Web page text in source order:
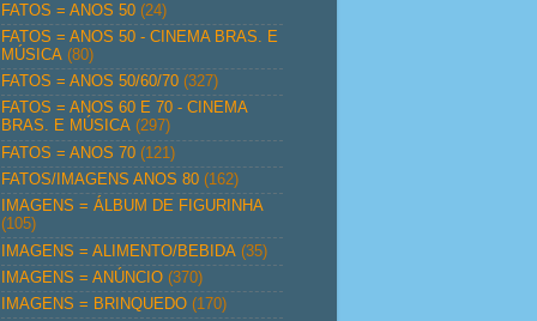
FATOS = ANOS 50 (24)
FATOS = ANOS 50 - CINEMA BRAS. E
MÚSICA (80)
FATOS = ANOS 50/60/70 (327)
FATOS = ANOS 60 E 70 - CINEMA
BRAS. E MÚSICA (297)
FATOS = ANOS 70 (121)
FATOS/IMAGENS ANOS 80 (162)
IMAGENS = ÁLBUM DE FIGURINHA
(105)
IMAGENS = ALIMENTO/BEBIDA (35)
IMAGENS = ANÚNCIO (370)
IMAGENS = BRINQUEDO (170)